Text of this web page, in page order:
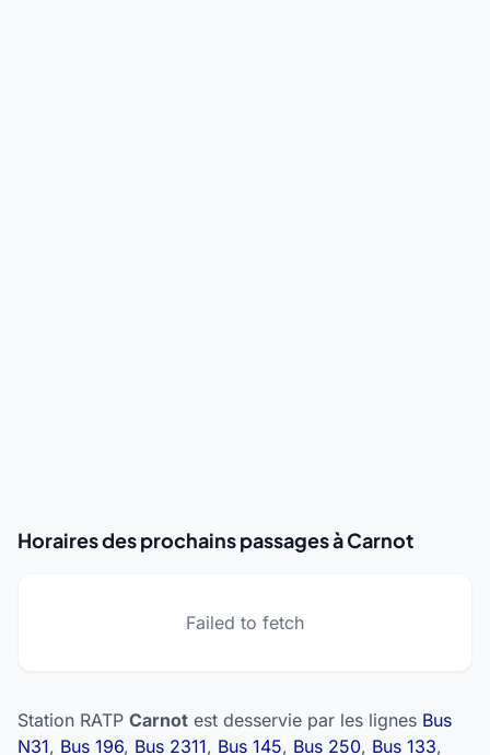
Horaires des prochains passages à Carnot
Failed to fetch
Station RATP Carnot est desservie par les lignes Bus
N31, Bus 196, Bus 2311, Bus 145, Bus 250, Bus 133,